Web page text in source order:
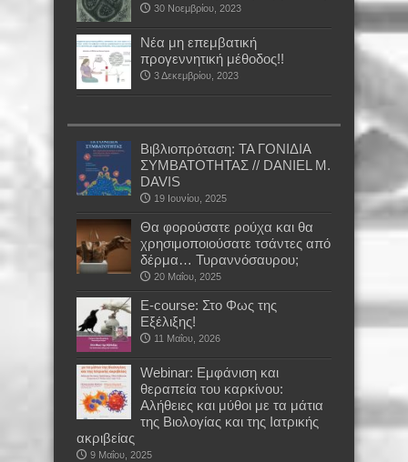
30 Νοεμβρίου, 2023
Νέα μη επεμβατική
προγεννητική μέθοδος!!
3 Δεκεμβρίου, 2023
Βιβλιοπρόταση: ΤΑ ΓΟΝΙΔΙΑ
ΣΥΜΒΑΤΟΤΗΤΑΣ // DANIEL M.
DAVIS
19 Ιουνίου, 2025
Θα φορούσατε ρούχα και θα
χρησιμοποιούσατε τσάντες από
δέρμα… Τυραννόσαυρου;
20 Μαΐου, 2025
E-course: Στο Φως της
Εξέλιξης!
11 Μαΐου, 2026
Webinar: Εμφάνιση και
θεραπεία του καρκίνου:
Αλήθειες και μύθοι με τα μάτια
της Βιολογίας και της Ιατρικής
ακριβείας
9 Μαΐου, 2025